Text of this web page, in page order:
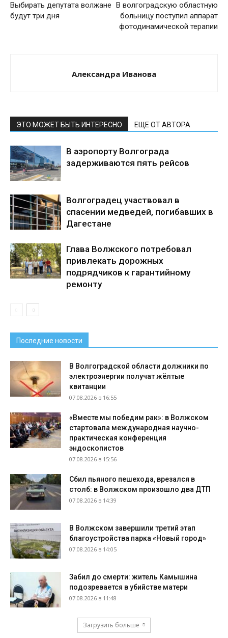
Выбирать депутата волжане
будут три дня
В волгоградскую областную
больницу поступил аппарат
фотодинамической терапии
Александра Иванова
ЭТО МОЖЕТ БЫТЬ ИНТЕРЕСНО ЕЩЕ ОТ АВТОРА
В аэропорту Волгограда
задерживаются пять рейсов
Волгоградец участвовал в
спасении медведей, погибавших в
Дагестане
Глава Волжского потребовал
привлекать дорожных
подрядчиков к гарантийному
ремонту
Последние новости
В Волгоградской области должники по
электроэнергии получат жёлтые
квитанции
07.08.2026 в 16:55
«Вместе мы победим рак»: в Волжском
стартовала международная научно-
практическая конференция
эндоскопистов
07.08.2026 в 15:56
Сбил пьяного пешехода, врезался в
столб: в Волжском произошло два ДТП
07.08.2026 в 14:39
В Волжском завершили третий этап
благоустройства парка «Новый город»
07.08.2026 в 14:05
Забил до смерти: житель Камышина
подозревается в убийстве матери
07.08.2026 в 11:48
Загрузить больше